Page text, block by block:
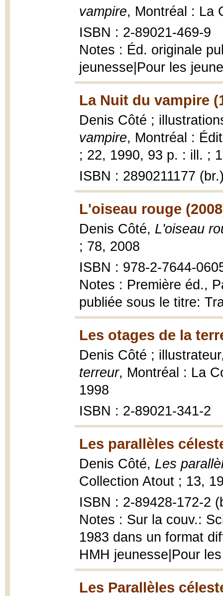
vampire, Montréal : La
ISBN : 2-89021-469-9
Notes : Éd. originale
jeunesse|Pour les
La Nuit du vampire
Denis Côté ;
vampire, Montréal :
; 22, 1990, 93 p. : ill. ;
ISBN : 2890211177
L'oiseau rouge
Denis Côté, L'oiseau
; 78, 2008
ISBN : 978-2-7644-
Notes : Première éd.,
publiée sous le titre:
Les otages de la
Denis Côté ;
terreur, Montréal : La
1998
ISBN : 2-89021-341-2
Les parallèles
Denis Côté, Les
Collection Atout ; 13,
ISBN : 2-89428-172-2
Notes : Sur la couv.:
1983 dans un format
HMH jeunesse|Pour
Les Parallèles